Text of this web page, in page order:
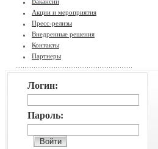
Акции и мероприятия
Пресс-релизы
Внедренные решения
Контакты
Партнеры
Логин:
Пароль: